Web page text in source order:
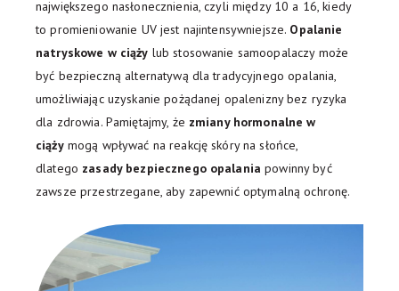
największego nasłonecznienia, czyli między 10 a 16, kiedy
to promieniowanie UV jest najintensywniejsze. Opalanie
natryskowe w ciąży lub stosowanie samoopalaczy może
być bezpieczną alternatywą dla tradycyjnego opalania,
umożliwiając uzyskanie pożądanej opalenizny bez ryzyka
dla zdrowia. Pamiętajmy, że zmiany hormonalne w
ciążymogą wpływać na reakcję skóry na słońce,
dlatego zasady bezpiecznego opalania powinny być
zawsze przestrzegane, aby zapewnić optymalną ochronę.